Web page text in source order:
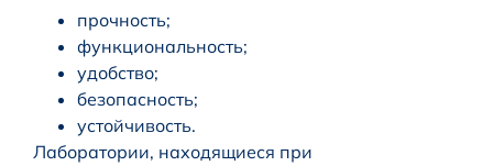
прочность;
функциональность;
удобство;
безопасность;
устойчивость.
Лаборатории, находящиеся при